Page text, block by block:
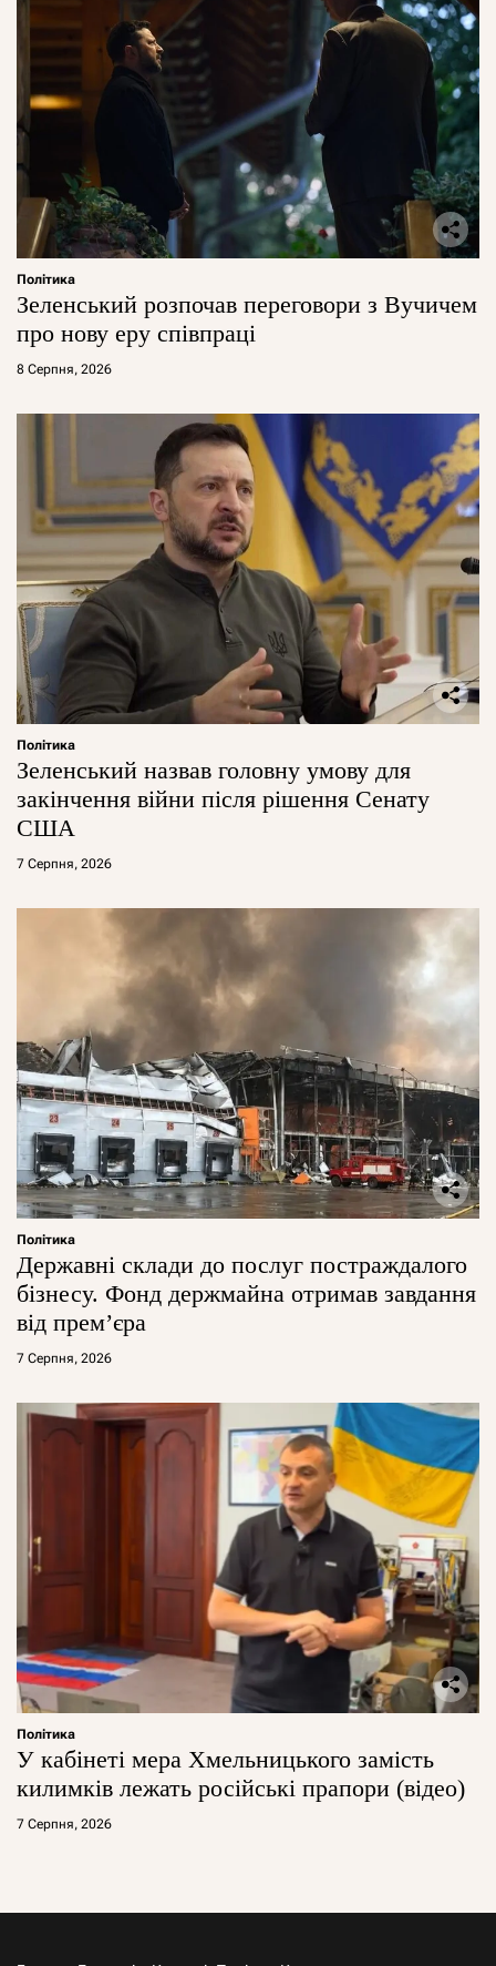
Політика
Зеленський розпочав переговори з Вучичем
про нову еру співпраці
8 Серпня, 2026
Політика
Зеленський назвав головну умову для
закінчення війни після рішення Сенату
США
7 Серпня, 2026
Політика
Державні склади до послуг постраждалого
бізнесу. Фонд держмайна отримав завдання
від прем’єра
7 Серпня, 2026
Політика
У кабінеті мера Хмельницького замість
килимків лежать російські прапори (відео)
7 Серпня, 2026